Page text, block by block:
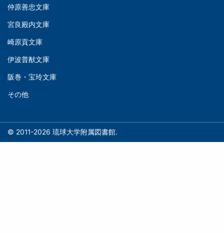
ー
シ
ョ
ン
ッ
タ
(Left)
仲原善忠文庫
文
(Middle)
宮良殿内文庫
崎原貢文庫
伊波普猷文庫
文
庫
阪巻・宝玲文庫
その他
© 2011-2026 琉球大学附属図書館.